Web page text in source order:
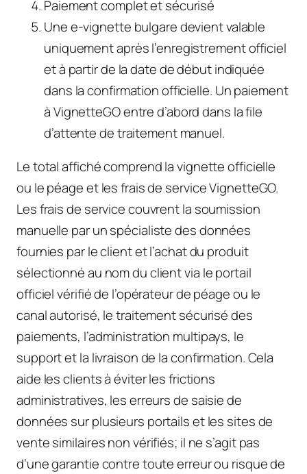
Paiement complet et sécurisé
Une e-vignette bulgare devient valable
uniquement après l’enregistrement officiel
et à partir de la date de début indiquée
dans la confirmation officielle. Un paiement
à VignetteGO entre d’abord dans la file
d’attente de traitement manuel.
Le total affiché comprend la vignette officielle
ou le péage et les frais de service VignetteGO.
Les frais de service couvrent la soumission
manuelle par un spécialiste des données
fournies par le client et l’achat du produit
sélectionné au nom du client via le portail
officiel vérifié de l’opérateur de péage ou le
canal autorisé, le traitement sécurisé des
paiements, l’administration multipays, le
support et la livraison de la confirmation. Cela
aide les clients à éviter les frictions
administratives, les erreurs de saisie de
données sur plusieurs portails et les sites de
vente similaires non vérifiés; il ne s’agit pas
d’une garantie contre toute erreur ou risque de